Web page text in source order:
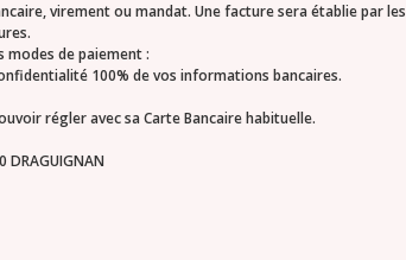
virement ou mandat. Une facture sera établie par
modes de paiement :
100% de vos informations bancaires.
régler avec sa Carte Bancaire habituelle.
DRAGUIGNAN